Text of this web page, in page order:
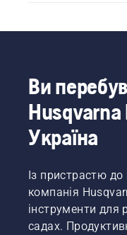
Ви
Husqvarna
Україна
Із пристрастю до
компанія
інструменти для
садах.